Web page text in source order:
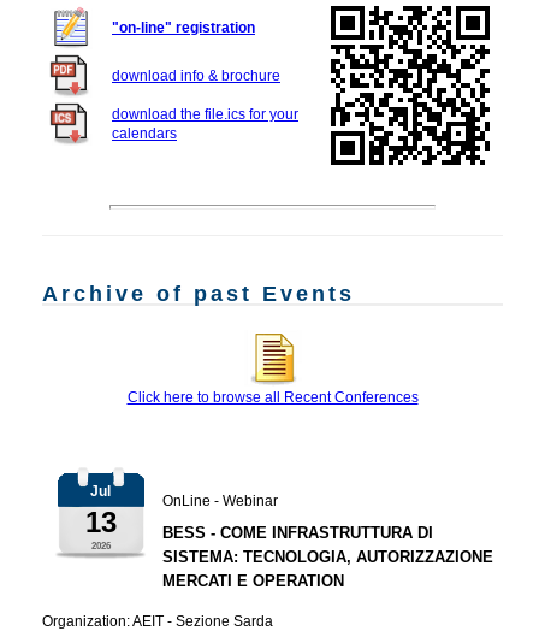
"on-line" registration
download info & brochure
download the file.ics for your
calendars
Archive of past Events
Click here to browse all Recent Conferences
Jul
13
2026
OnLine - Webinar
BESS - COME INFRASTRUTTURA DI
SISTEMA: TECNOLOGIA, AUTORIZZAZIONE
MERCATI E OPERATION
Organization: AEIT - Sezione Sarda